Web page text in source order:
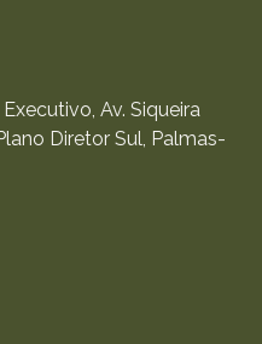
Av. Siqueira
Diretor Sul, Palmas-